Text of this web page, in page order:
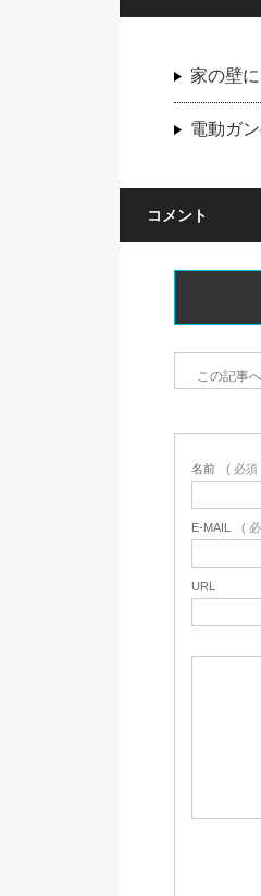
家の壁
電動ガ
コメント
この記事
名前 ( 必須
E-MAIL (
URL